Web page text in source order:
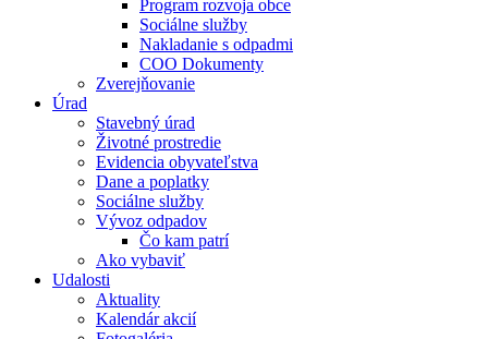
Program rozvoja obce
Sociálne služby
Nakladanie s odpadmi
COO Dokumenty
Zverejňovanie
Úrad
Stavebný úrad
Životné prostredie
Evidencia obyvateľstva
Dane a poplatky
Sociálne služby
Vývoz odpadov
Čo kam patrí
Ako vybaviť
Udalosti
Aktuality
Kalendár akcií